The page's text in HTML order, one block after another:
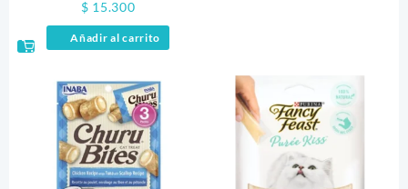
$ 15.300
Añadir al carrito